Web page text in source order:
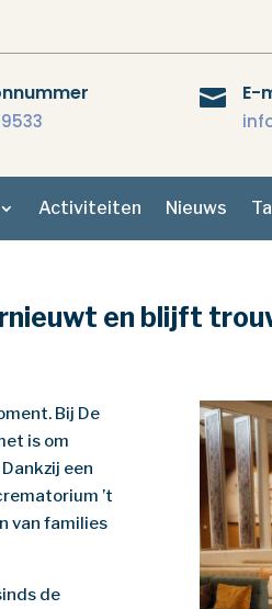
 E-
Activiteiten Nieuws
en blijft
Bij De
is om
een
’t
van families
de